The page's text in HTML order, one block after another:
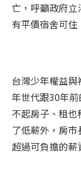
亡，呼籲政府
有平價宿舍可住
台灣少年權益
年世代跟30年
不起房子、租
了低薪外，房
超過可負擔的薪